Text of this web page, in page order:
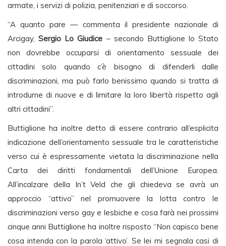
armate, i servizi di polizia, penitenziari e di soccorso.
“A quanto pare — commenta il presidente nazionale di
Arcigay,Sergio Lo Giudice – secondo Buttiglione lo Stato
non dovrebbe occuparsi di orientamento sessuale dei
cittadini solo quando c’è bisogno di difenderli dalle
discriminazioni, ma può farlo benissimo quando si tratta di
introdurne di nuove e di limitare la loro libertà rispetto agli
altri cittadini”.
Buttiglione ha inoltre detto di essere contrario all’esplicita
indicazione dell’orientamento sessuale tra le caratteristiche
verso cui è espressamente vietata la discriminazione nella
Carta dei diritti fondamentali dell’Unione Europea.
All’incalzare della In’t Veld che gli chiedeva se avrà un
approccio “attivo” nel promuovere la lotta contro le
discriminazioni verso gay e lesbiche e cosa farà nei prossimi
cinque anni Buttiglione ha inoltre risposto “Non capisco bene
cosa intenda con la parola ‘attivo’. Se lei mi segnala casi di